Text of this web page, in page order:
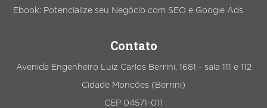
Ebook: Potencialize seu Negócio com SEO e Google Ads
Contato
Avenida Engenheiro Luiz Carlos Berrini, 1681 - sala 111 e 112
Cidade Monções (Berrini)
CEP 04571-011